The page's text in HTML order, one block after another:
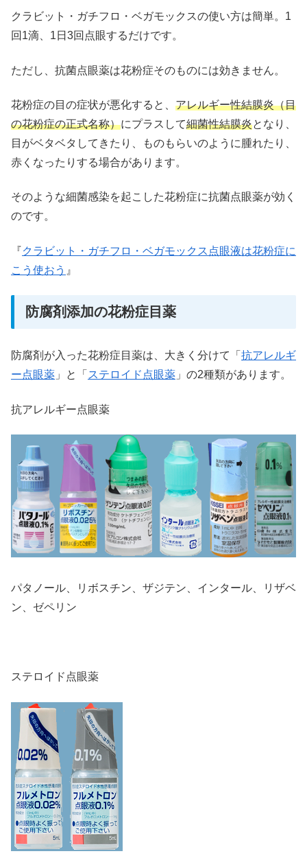
クラビット・ガチフロ・ベガモックスの使い方は簡単。1
回1滴、1日3回点眼するだけです。
ただし、抗菌点眼薬は花粉症そのものには効きません。
花粉症の目の症状が悪化すると、 アレルギー性結膜炎（目
の花粉症の正式名称）にプラスして細菌性結膜炎となり、
目がベタベタしてきたり、ものもらいのように腫れたり、
赤くなったりする場合があります。
そのような細菌感染を起こした花粉症に抗菌点眼薬が効く
のです。
『クラビット・ガチフロ・ベガモックス点眼液は花粉症に
こう使おう 』
防腐剤添加の花粉症目薬
防腐剤が入った花粉症目薬は、大きく分けて「 抗アレルギ
ー点眼薬 」と「 ステロイド点眼薬 」の2種類があります。
抗アレルギー点眼薬
パタノール、リボスチン、ザジテン、インタール、リザベ
ン、ゼペリン
ステロイド点眼薬